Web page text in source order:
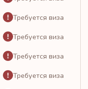
Требуется виза
Требуется виза
Требуется виза
Требуется виза